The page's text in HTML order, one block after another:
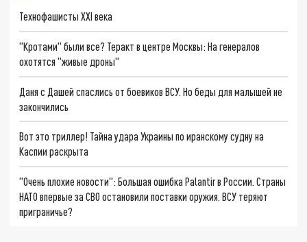
Технофашисты XXI века
"Кротами" были все? Теракт в центре Москвы: На генералов
охотятся "живые дроны"
Даня с Дашей спаслись от боевиков ВСУ. Но беды для малышей не
закончились
Вот это триллер! Тайна удара Украины по иранскому судну на
Каспии раскрыта
"Очень плохие новости": Большая ошибка Palantir в России. Страны
НАТО впервые за СВО остановили поставки оружия. ВСУ теряют
приграничье?